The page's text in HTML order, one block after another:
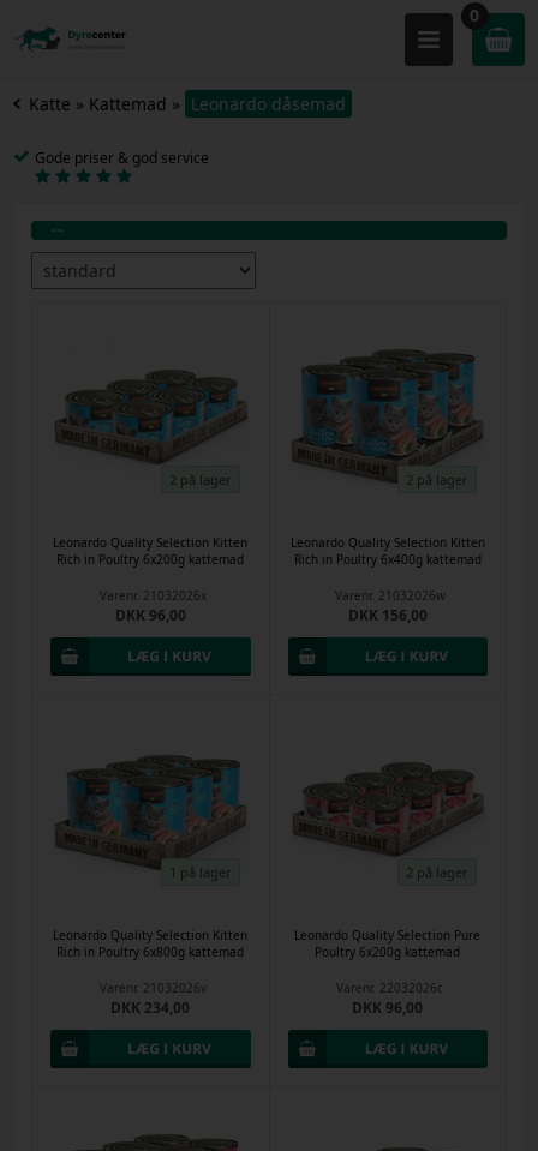
0
Katte » Kattemad » Leonardo dåsemad
Gode priser & god service
2 på lager
Leonardo Quality Selection Kitten
Rich in Poultry 6x200g kattemad
Varenr. 21032026x
DKK 96,00
2 på lager
Leonardo Quality Selection Kitten
Rich in Poultry 6x400g kattemad
Varenr. 21032026w
DKK 156,00
1 på lager
Leonardo Quality Selection Kitten
Rich in Poultry 6x800g kattemad
Varenr. 21032026v
DKK 234,00
2 på lager
Leonardo Quality Selection Pure
Poultry 6x200g kattemad
Varenr. 22032026c
DKK 96,00